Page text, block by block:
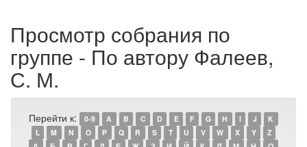
Просмотр собрания по
группе - По автору Фалеев,
С. М.
Перейти к: 0-9 A B C D E F G H I J
K
L
M N O P Q R S T U V W X Y
Z